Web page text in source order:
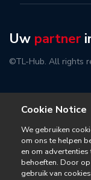
Uw partner
©TL-Hub. All rights
Cookie Notice
We gebruiken
om ons te helpen
en om
behoeften. Door
gebruik van